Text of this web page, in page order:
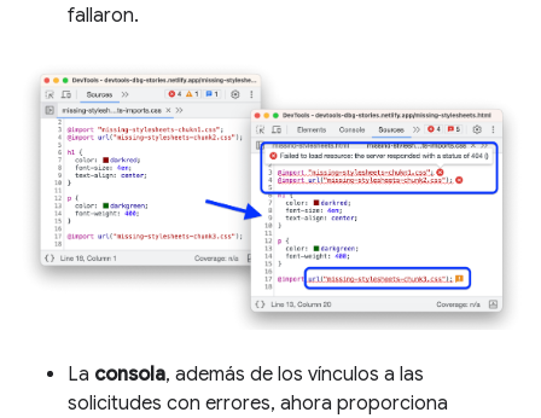
fallaron.
La consola, además de los vínculos a las
solicitudes con errores, ahora proporciona